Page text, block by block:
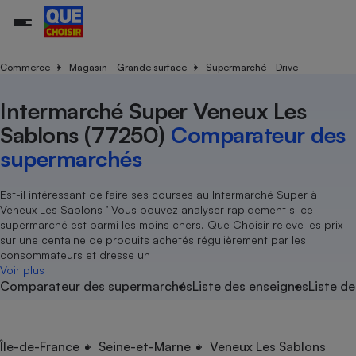
Commerce Magasin - Grande surface Supermarché - Drive
Intermarché Super Veneux Les
Sablons (77250) Comparateur des
supermarchés
Est-il intéressant de faire ses courses au Intermarché Super à
Veneux Les Sablons ’ Vous pouvez analyser rapidement si ce
supermarché est parmi les moins chers. Que Choisir relève les prix
sur une centaine de produits achetés régulièrement par les
consommateurs et dresse un
Voir plus
Comparateur des supermarchésListe des enseignesListe
Île-de-France Seine-et-Marne Veneux Les Sablons
Additifs
Agriculture
Produit alimentaire
Achat - Vente - Location
Carburant
Magasin - Grande surface
Marketing - Fidélisation
Organismes de défense
Système judiciairegratuit
Air
Eau
Achat - Vente - Travaux
Location
Sport
Vacances - Tourisme
électrique
Démarche administrative
Senior
Service marchand
Train
Transport aérien
Toutes les actualités
Enquêtes
Guides d'achat
Conseils
Brèves
Tous les services
Soumettre un litige
Lettres types
Rencontrer une association locale
Tous nos combats
Nos actions
Nos grandes victoires
Les billets de la présidente
Nos associations locales
Nous rejoindre
En savoir plus sur Que Choisir Ensemble
?
L’association
Nos missions
Notre méthodologie
Notre financement
Nos partenaires
Nous rejoindre